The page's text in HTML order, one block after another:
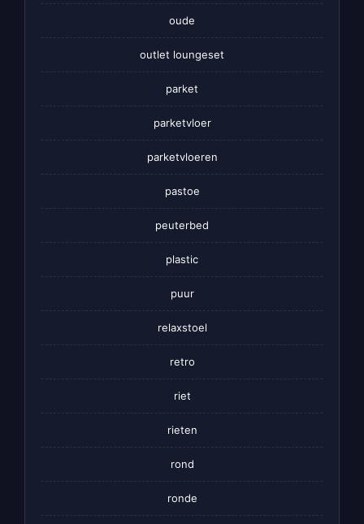
oude
outlet loungeset
parket
parketvloer
parketvloeren
pastoe
peuterbed
plastic
puur
relaxstoel
retro
riet
rieten
rond
ronde